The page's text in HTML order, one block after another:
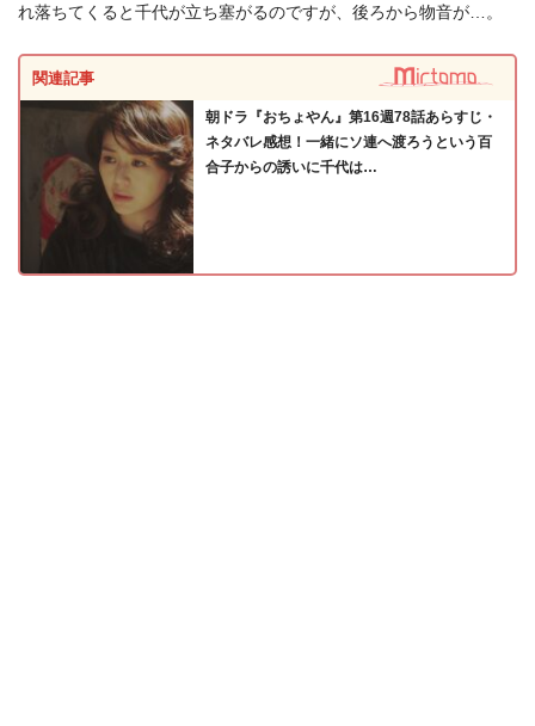
れ落ちてくると千代が立ち塞がるのですが、後ろから物音が…。
関連記事
朝ドラ『おちょやん』第16週78話あらすじ・
ネタバレ感想！一緒にソ連へ渡ろうという百
合子からの誘いに千代は…